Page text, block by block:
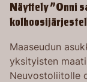
Näyttely ”Onni
Maaseudun
yksityisten
Neuvostoliitolle